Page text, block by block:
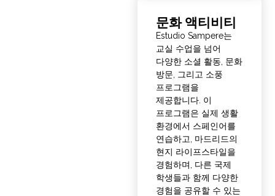
문화 액티비티
Estudio Sampere는
교실 수업을 넘어
다양한 소셜 활동, 문화
방문, 그리고 소풍
프로그램을
제공합니다. 이
프로그램은 실제 생활
환경에서 스페인어를
연습하고, 마드리드의
현지 라이프스타일을
경험하며, 다른 국제
학생들과 함께 다양한
경험을 공유할 수 있는